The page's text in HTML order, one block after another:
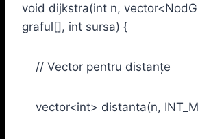
void dijkstra(int n,
graful[], int sursa) {
// Vector pentru distanțe
vector<int> distanta(n,